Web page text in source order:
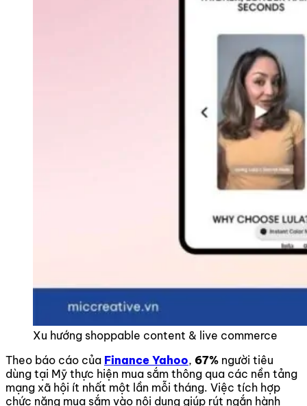
Xu hướng shoppable content & live commerce
Theo báo cáo của Finance Yahoo, 67% người tiêu
dùng tại Mỹ thực hiện mua sắm thông qua các nền tảng
mạng xã hội ít nhất một lần mỗi tháng. Việc tích hợp
chức năng mua sắm vào nội dung giúp rút ngắn hành